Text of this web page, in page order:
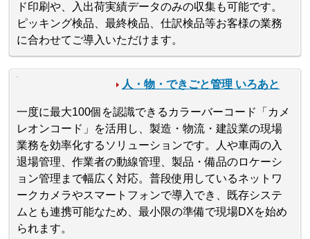
ド印刷や、入出荷実績データのみの収集も可能です。
ピッキング検品、最終検品、仕訳検品等お客様の業務
に合わせてご導入いただけます。
人・物・できごと管理 いろあと
一度に最大100個を認識できるカラーバーコード「カメ
レオンコード」を活用し、製造・物流・建設業の現場
業務を効率化するソリューションです。人や車両の入
退場管理、作業者の動線管理、製品・備品のロケーシ
ョン管理まで幅広く対応。普段使用しているネットワ
ークカメラやスマートフォンで導入でき、既存システ
ムとも連携可能なため、最小限の準備で現場DXを始め
られます。